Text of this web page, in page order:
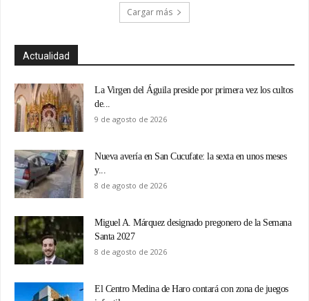
Cargar más
Actualidad
La Virgen del Águila preside por primera vez los cultos
de...
9 de agosto de 2026
Nueva avería en San Cucufate: la sexta en unos meses
y...
8 de agosto de 2026
Miguel A. Márquez designado pregonero de la Semana
Santa 2027
8 de agosto de 2026
El Centro Medina de Haro contará con zona de juegos